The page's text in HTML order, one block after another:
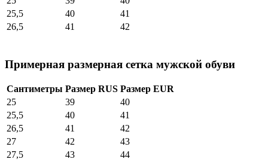
25,5
40
41
26,5
41 42
Примерная размерная сетка мужской обуви
Сантиметры Размер RUS Размер EUR
25
39
40
25,5
40
41
26,5
41
42
27
42
43
27,5
43
44